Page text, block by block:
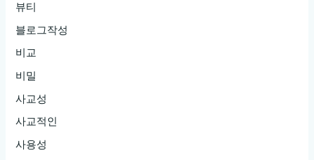
뷰티
블로그작성
비교
비밀
사교성
사교적인
사용성